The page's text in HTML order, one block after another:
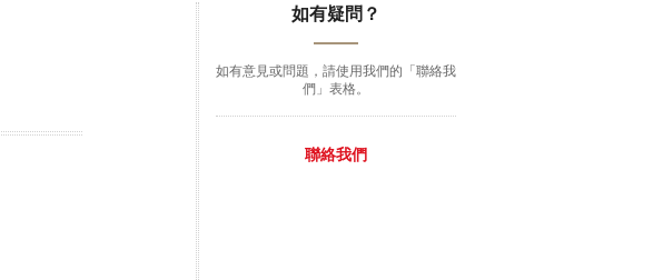
如有疑問？
如有意見或問題，請使用我們的「聯絡我
們」表格。
聯絡我們